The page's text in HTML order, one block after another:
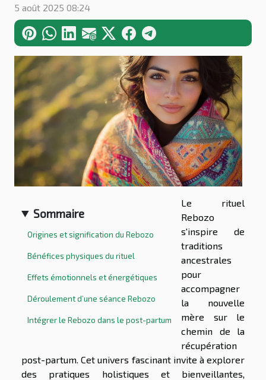
5 août 2025 08:24
Sommaire
Origines et signification du Rebozo
Bénéfices physiques du rituel
Effets émotionnels et énergétiques
Déroulement d’une séance Rebozo
Intégrer le Rebozo dans le post-partum
Le rituel
Rebozo
s'inspire de
traditions
ancestrales
pour
accompagner
la nouvelle
mère sur le
chemin de la
récupération
post-partum. Cet univers fascinant invite à explorer
des pratiques holistiques et bienveillantes,